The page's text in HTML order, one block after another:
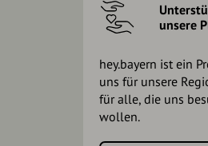
unsere
hey.bayern ist ein
uns für unsere
für alle, die uns
wollen.